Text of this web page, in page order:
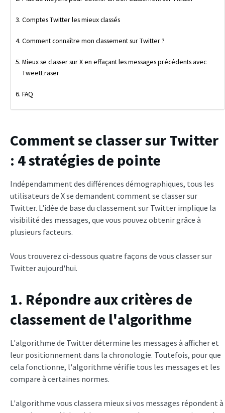
Comptes Twitter les mieux classés
Comment connaître mon classement sur Twitter ?
Mieux se classer sur X en effaçant les messages précédents avec
TweetEraser
FAQ
Comment se classer sur Twitter
: 4 stratégies de pointe
Indépendamment des différences démographiques, tous les
utilisateurs de X se demandent comment se classer sur
Twitter. L'idée de base du classement sur Twitter implique la
visibilité des messages, que vous pouvez obtenir grâce à
plusieurs facteurs.
Vous trouverez ci-dessous quatre façons de vous classer sur
Twitter aujourd'hui.
1. Répondre aux critères de
classement de l'algorithme
L'algorithme de Twitter détermine les messages à afficher et
leur positionnement dans la chronologie. Toutefois, pour que
cela fonctionne, l'algorithme vérifie tous les messages et les
compare à certaines normes.
L'algorithme vous classera mieux si vos messages répondent à